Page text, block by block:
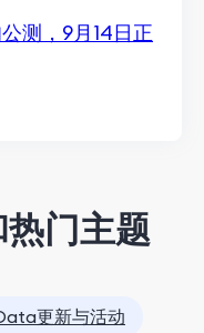
测，9月14日正
门主题
更新与活动